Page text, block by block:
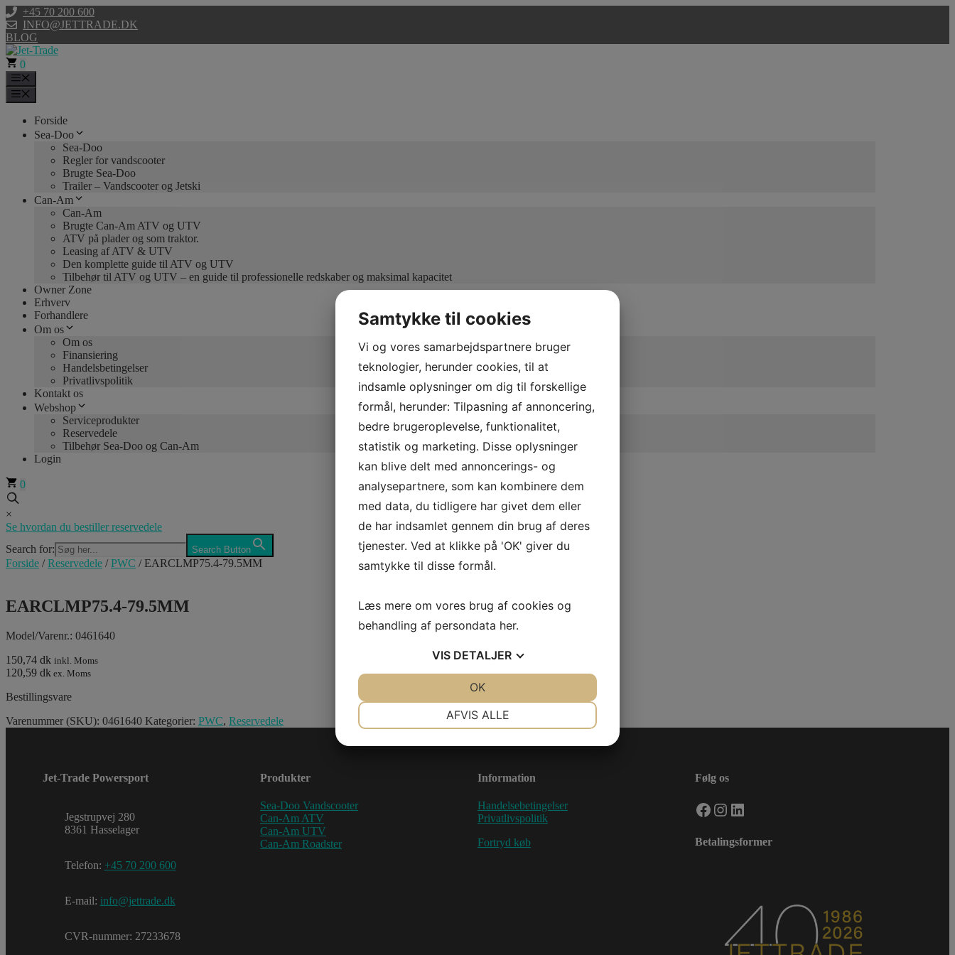
Hop
til
indhold
+45 70 200 600
INFO@JETTRADE.DK
BLOG
0
Forside
Sea-Doo
Sea-Doo
Regler for vandscooter
Brugte Sea-Doo
Trailer – Vandscooter og Jetski
Can-Am
Can-Am
Brugte Can-Am ATV og UTV
ATV på plader og som traktor.
Leasing af ATV & UTV
Den komplette guide til ATV og UTV
Tilbehør til ATV og UTV – en guide til professionelle redskaber og maksimal kapacitet
Owner Zone
Erhverv
Forhandlere
Om os
Om os
Finansiering
Handelsbetingelser
Privatlivspolitik
Kontakt os
Webshop
Serviceprodukter
Reservedele
Tilbehør Sea-Doo og Can-Am
Login
0
×
Se hvordan du bestiller reservedele
Search for:
Search Button
Forside /Reservedele /PWC / EARCLMP75.4-79.5MM
EARCLMP75.4-79.5MM
Model/Varenr.: 0461640
150,74 dk inkl. Moms
120,59 dk ex. Moms
Bestillingsvare
Varenummer (SKU): 0461640 Kategorier: PWC, Reservedele
Jet-Trade Powersport
Jegstrupvej 280
8361 Hasselager
Telefon: +45 70 200 600
E-mail: info@jettrade.dk
CVR-nummer: 27233678
Produkter
Sea-Doo Vandscooter
Can-Am ATV
Can-Am UTV
Can-Am Roadster
Information
Handelsebetingelser
Privatlivspolitik
Fortryd køb
Følg os
Facebook
Instagram
LinkedIn
Betalingsformer
Samtykke til cookies
Vi og vores samarbejdspartnere bruger
teknologier, herunder cookies, til at
indsamle oplysninger om dig til forskellige
formål, herunder: Tilpasning af annoncering,
bedre brugeroplevelse, funktionalitet,
statistik og marketing. Disse oplysninger
kan blive delt med annoncerings- og
analysepartnere, som kan kombinere dem
med data, du tidligere har givet dem eller
de har indsamlet gennem din brug af deres
tjenester. Ved at klikke på 'OK' giver du
samtykke til disse formål.
Læs mere om vores brug af cookies og
behandling af persondata her.
VIS DETALJER
AFVIS ALLE
OK